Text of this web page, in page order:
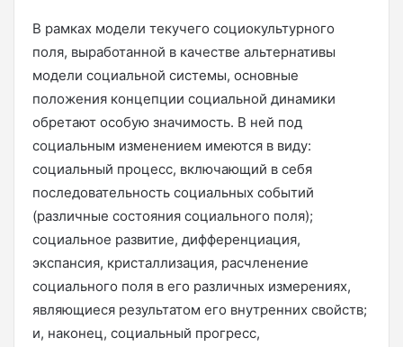
В рамках модели текучего социокультурного
поля, выработанной в качестве альтернативы
модели социальной системы, основные
положения концепции социальной динамики
обретают особую значимость. В ней под
социальным изменением имеются в виду:
социальный процесс, включающий в себя
последовательность социальных событий
(различные состояния социального поля);
социальное развитие, дифференциация,
экспансия, кристаллизация, расчленение
социального поля в его различных измерениях,
являющиеся результатом его внутренних свойств;
и, наконец, социальный прогресс,